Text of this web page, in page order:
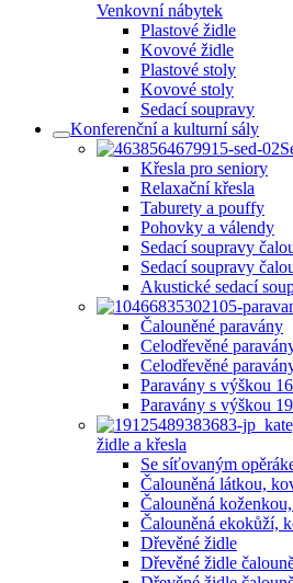
Venkovní nábytek
Plastové židle
Kovové židle
Plastové stoly
Kovové stoly
Sedací soupravy
Konferenční a kulturní sály
Křesla pro seniory
Relaxační křesla
Taburety a pouffy
Pohovky a válendy
Sedací soupravy
Sedací soupravy
Akustické sedací
Čalouněné paravány
Celodřevěné
Celodřevěné
Paravány s výškou
Paravány s výškou
židle a křesla
Se síťovaným
Čalouněná látkou,
Čalouněná
Čalouněná ekokůží,
Dřevěné židle
Dřevěné židle